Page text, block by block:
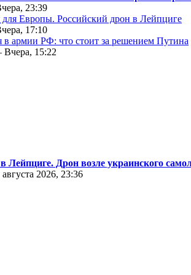
23:39
для Европы. Российский дрон в Лейпциге
17:10
в армии РФ: что стоит за решением Путина
15:22
Лейпциге. Дрон возле украинского
2026, 23:36